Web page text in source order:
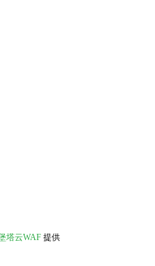
塔云WAF 提供